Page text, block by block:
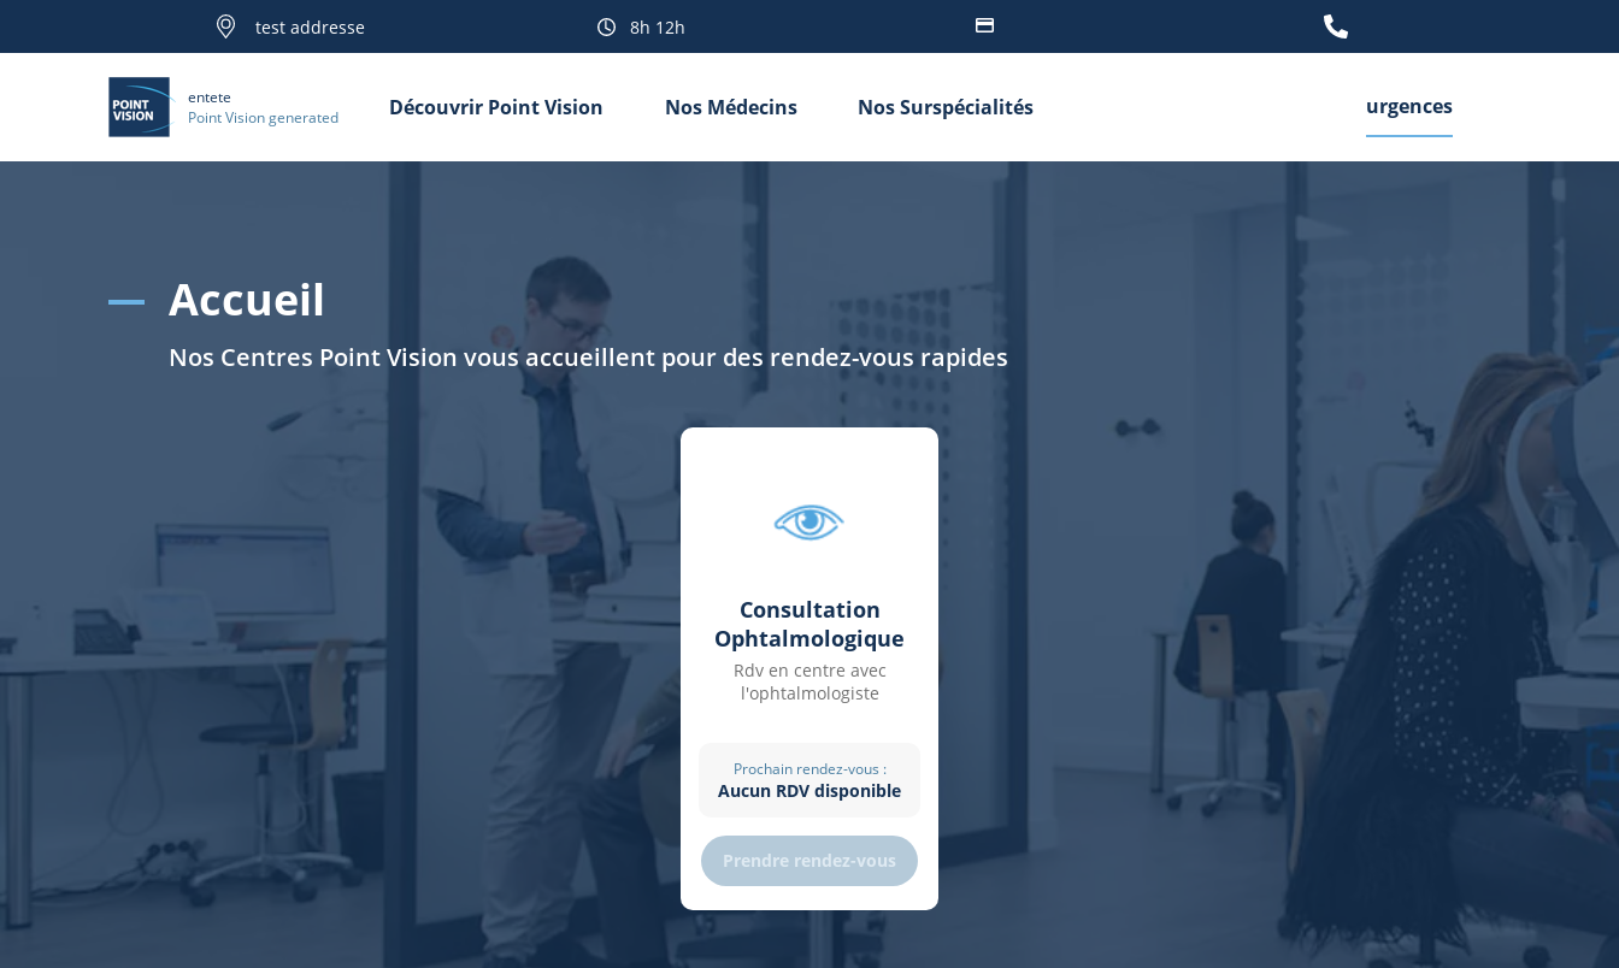
test addresse 8h 12h
entete
Point Vision generated
Découvrir Point Vision Nos Médecins Nos Surspécialités urgences
Accueil
Nos Centres Point Vision vous accueillent pour des rendez-vous rapides
Consultation
Ophtalmologique
Rdv en centre avec
l'ophtalmologiste
Prochain rendez-vous :
Aucun RDV disponible
Prendre rendez-vous